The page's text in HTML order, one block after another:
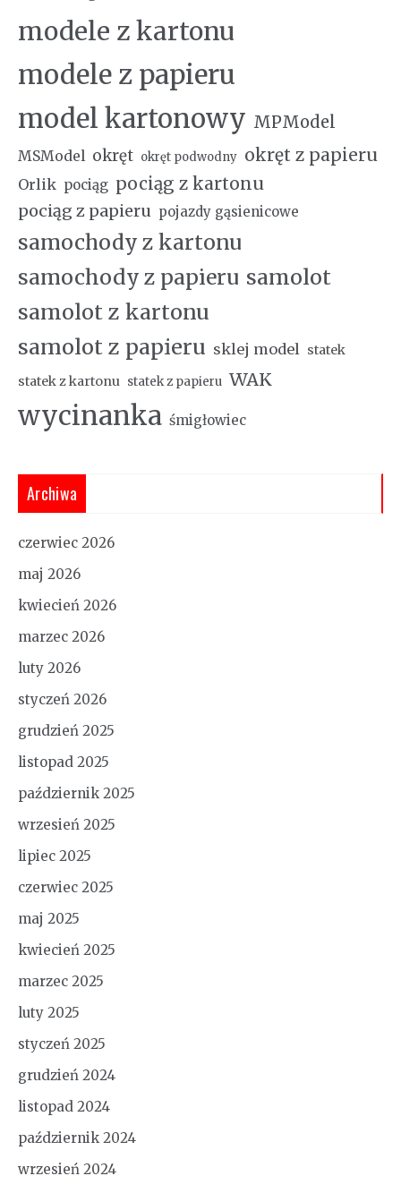
modele z kartonu
modele z papieru
model kartonowy MPModel
MSModel okręt okręt podwodny okręt z papieru
Orlik pociąg pociąg z kartonu
pociąg z papieru pojazdy gąsienicowe
samochody z kartonu
samochody z papieru samolot
samolot z kartonu
samolot z papieru sklej model statek
statek z kartonu statek z papieru WAK
wycinanka śmigłowiec
Archiwa
czerwiec 2026
maj 2026
kwiecień 2026
marzec 2026
luty 2026
styczeń 2026
grudzień 2025
listopad 2025
październik 2025
wrzesień 2025
lipiec 2025
czerwiec 2025
maj 2025
kwiecień 2025
marzec 2025
luty 2025
styczeń 2025
grudzień 2024
listopad 2024
październik 2024
wrzesień 2024